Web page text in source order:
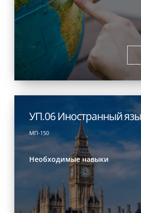
УП.06 Иностранный
МП-150
Необходимые навыки